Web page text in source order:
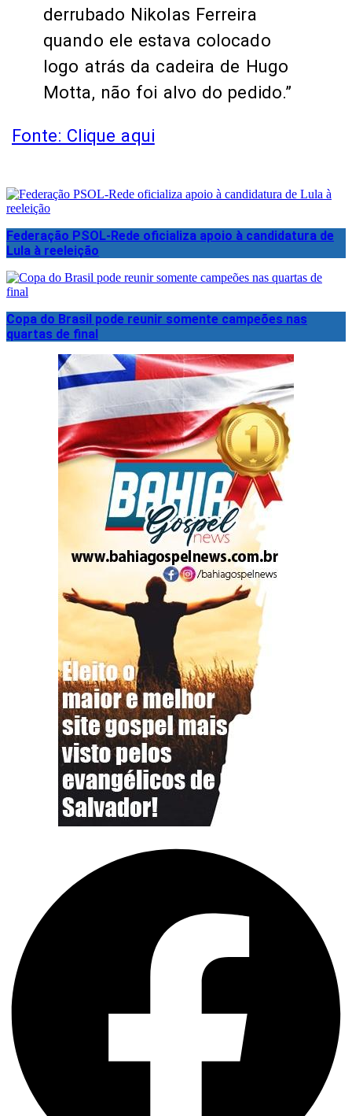
derrubado Nikolas Ferreira
quando ele estava colocado
logo atrás da cadeira de Hugo
Motta, não foi alvo do pedido.”
Fonte: Clique aqui
Federação PSOL-Rede oficializa apoio à candidatura de
Lula à reeleição
Copa do Brasil pode reunir somente campeões nas
quartas de final